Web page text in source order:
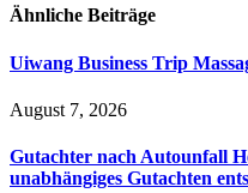
Ähnliche Beiträge
Uiwang Business Trip
August 7, 2026
Gutachter nach Autounfall
unabhängiges Gutachten